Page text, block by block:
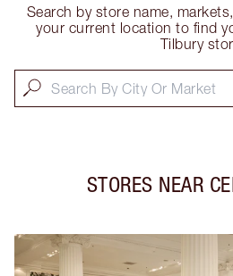
Search by store name,
your current location to find
Tilbury
STORES NEAR